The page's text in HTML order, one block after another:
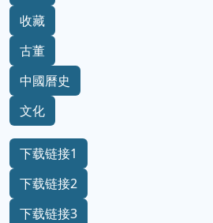
收藏
古董
中國曆史
文化
下载链接1
下载链接2
下载链接3